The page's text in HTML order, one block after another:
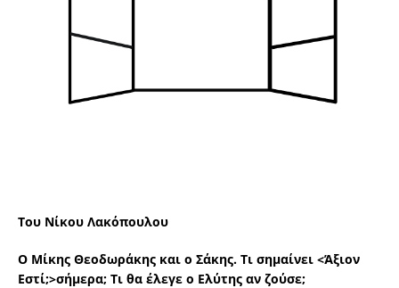
Του Νίκου Λακόπουλου
Ο Μίκης Θεοδωράκης και ο Σάκης. Τι σημαίνει <Άξιον
Εστί;>σήμερα; Τι θα έλεγε ο Ελύτης αν ζούσε;